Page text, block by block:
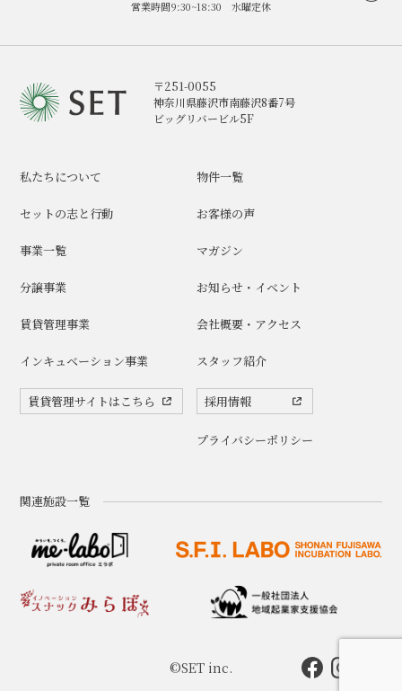
営業時間9:30~18:30 水曜定休
〒251-0055
神奈川県藤沢市南藤沢8番7号
ビッグリバービル5F
私たちについて
セットの志と行動
事業一覧
分譲事業
賃貸管理事業
インキュベーション事業
賃貸管理サイトはこちら
物件一覧
お客様の声
マガジン
お知らせ・イベント
会社概要・アクセス
スタッフ紹介
採用情報
プライバシーポリシー
関連施設一覧
©SET inc.